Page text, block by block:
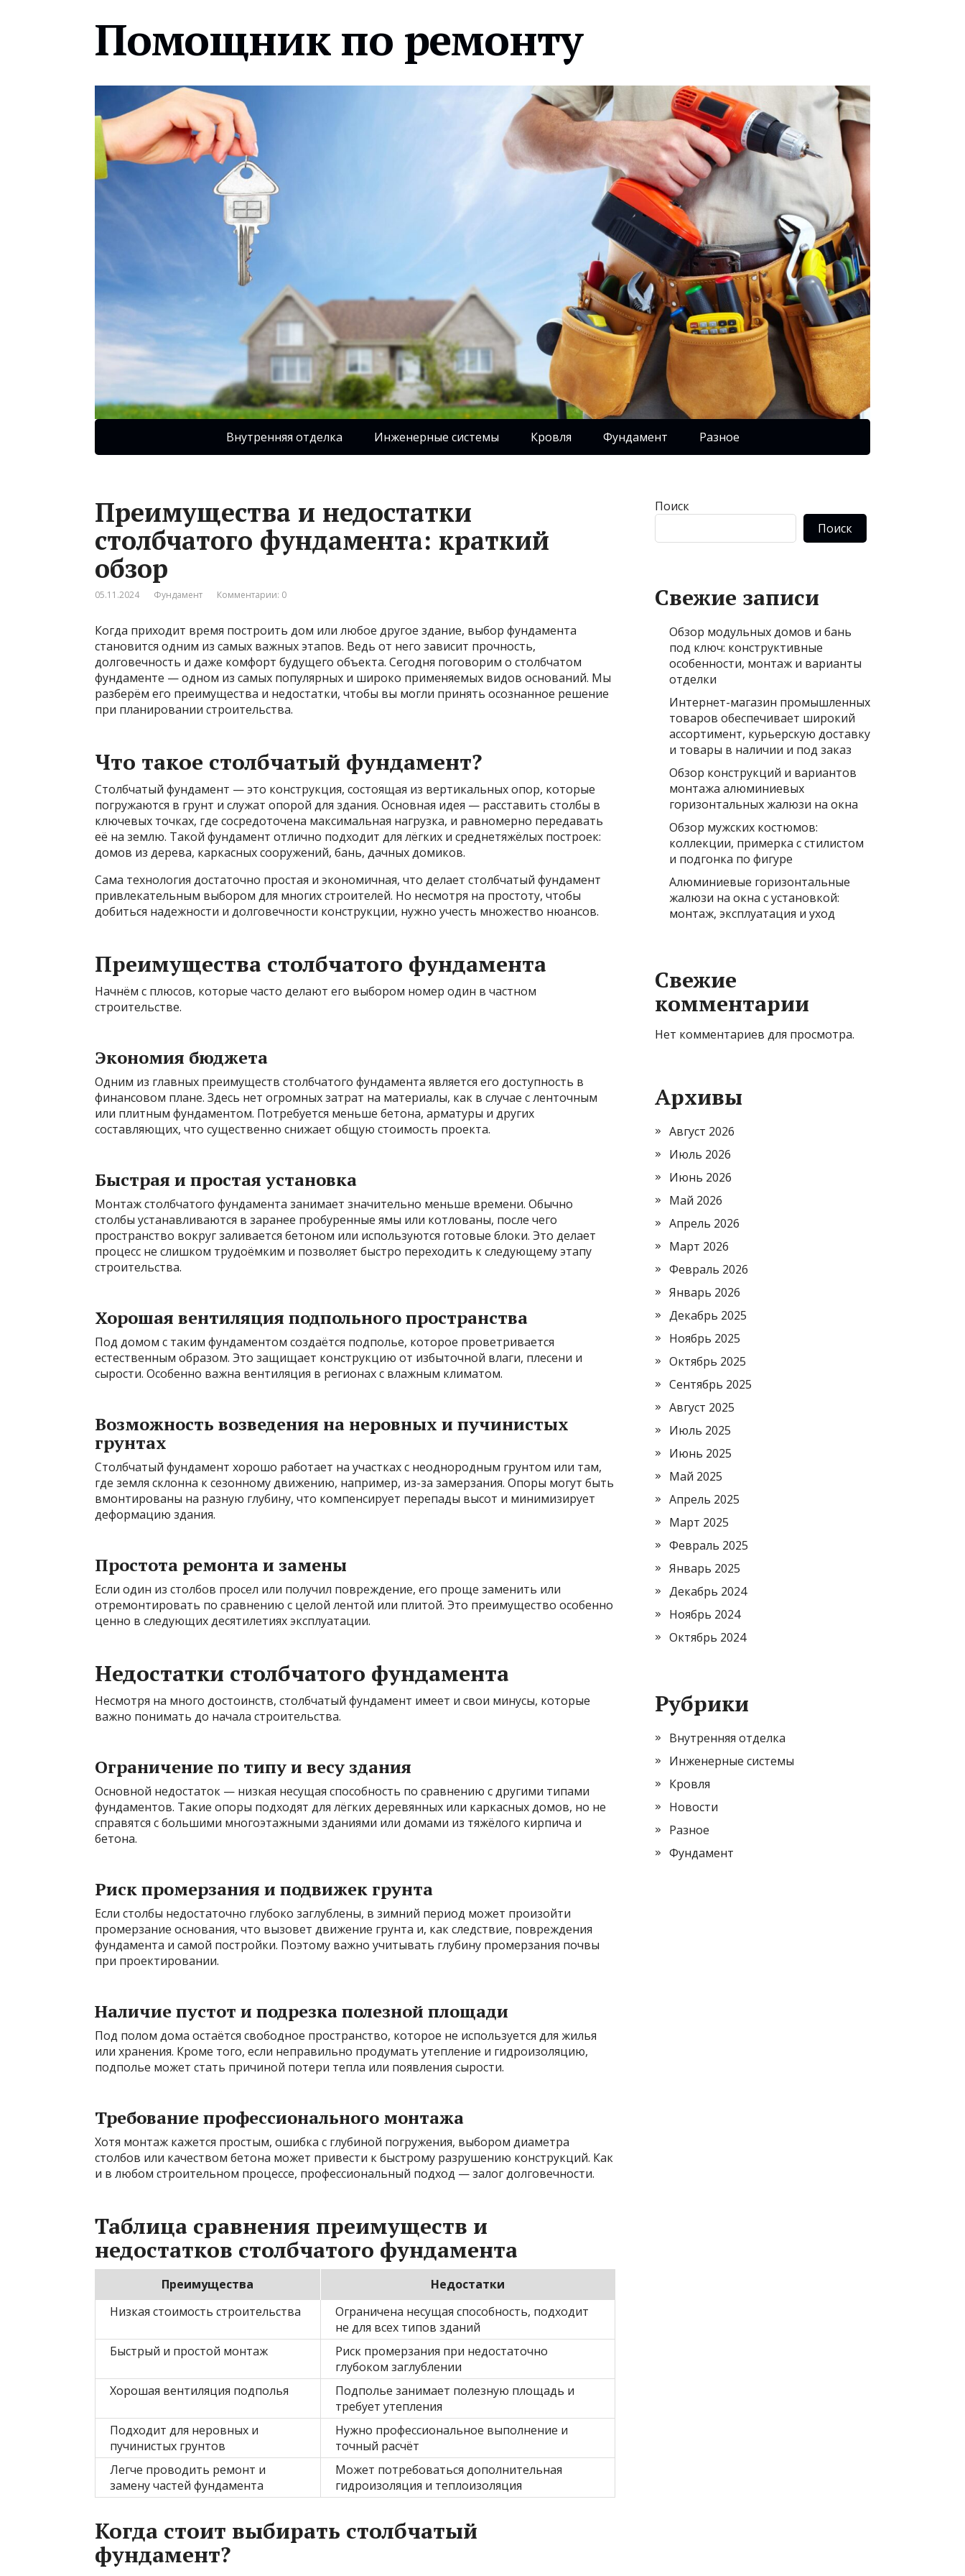
Помощник по ремонту
Внутренняя отделка Инженерные системы Кровля Фундамент Разное
Преимущества и недостатки
столбчатого фундамента: краткий
обзор
05.11.2024 Фундамент Комментарии: 0
Когда приходит время построить дом или любое другое здание, выбор фундамента
становится одним из самых важных этапов. Ведь от него зависит прочность,
долговечность и даже комфорт будущего объекта. Сегодня поговорим о столбчатом
фундаменте — одном из самых популярных и широко применяемых видов оснований. Мы
разберём его преимущества и недостатки, чтобы вы могли принять осознанное решение
при планировании строительства.
Что такое столбчатый фундамент?
Столбчатый фундамент — это конструкция, состоящая из вертикальных опор, которые
погружаются в грунт и служат опорой для здания. Основная идея — расставить столбы в
ключевых точках, где сосредоточена максимальная нагрузка, и равномерно передавать
её на землю. Такой фундамент отлично подходит для лёгких и среднетяжёлых построек:
домов из дерева, каркасных сооружений, бань, дачных домиков.
Сама технология достаточно простая и экономичная, что делает столбчатый фундамент
привлекательным выбором для многих строителей. Но несмотря на простоту, чтобы
добиться надежности и долговечности конструкции, нужно учесть множество нюансов.
Преимущества столбчатого фундамента
Начнём с плюсов, которые часто делают его выбором номер один в частном
строительстве.
Экономия бюджета
Одним из главных преимуществ столбчатого фундамента является его доступность в
финансовом плане. Здесь нет огромных затрат на материалы, как в случае с ленточным
или плитным фундаментом. Потребуется меньше бетона, арматуры и других
составляющих, что существенно снижает общую стоимость проекта.
Быстрая и простая установка
Монтаж столбчатого фундамента занимает значительно меньше времени. Обычно
столбы устанавливаются в заранее пробуренные ямы или котлованы, после чего
пространство вокруг заливается бетоном или используются готовые блоки. Это делает
процесс не слишком трудоёмким и позволяет быстро переходить к следующему этапу
строительства.
Хорошая вентиляция подпольного пространства
Под домом с таким фундаментом создаётся подполье, которое проветривается
естественным образом. Это защищает конструкцию от избыточной влаги, плесени и
сырости. Особенно важна вентиляция в регионах с влажным климатом.
Возможность возведения на неровных и пучинистых
грунтах
Столбчатый фундамент хорошо работает на участках с неоднородным грунтом или там,
где земля склонна к сезонному движению, например, из-за замерзания. Опоры могут быть
вмонтированы на разную глубину, что компенсирует перепады высот и минимизирует
деформацию здания.
Простота ремонта и замены
Если один из столбов просел или получил повреждение, его проще заменить или
отремонтировать по сравнению с целой лентой или плитой. Это преимущество особенно
ценно в следующих десятилетиях эксплуатации.
Недостатки столбчатого фундамента
Несмотря на много достоинств, столбчатый фундамент имеет и свои минусы, которые
важно понимать до начала строительства.
Ограничение по типу и весу здания
Основной недостаток — низкая несущая способность по сравнению с другими типами
фундаментов. Такие опоры подходят для лёгких деревянных или каркасных домов, но не
справятся с большими многоэтажными зданиями или домами из тяжёлого кирпича и
бетона.
Риск промерзания и подвижек грунта
Если столбы недостаточно глубоко заглублены, в зимний период может произойти
промерзание основания, что вызовет движение грунта и, как следствие, повреждения
фундамента и самой постройки. Поэтому важно учитывать глубину промерзания почвы
при проектировании.
Наличие пустот и подрезка полезной площади
Под полом дома остаётся свободное пространство, которое не используется для жилья
или хранения. Кроме того, если неправильно продумать утепление и гидроизоляцию,
подполье может стать причиной потери тепла или появления сырости.
Требование профессионального монтажа
Хотя монтаж кажется простым, ошибка с глубиной погружения, выбором диаметра
столбов или качеством бетона может привести к быстрому разрушению конструкций. Как
и в любом строительном процессе, профессиональный подход — залог долговечности.
Таблица сравнения преимуществ и
недостатков столбчатого фундамента
Преимущества
Недостатки
Низкая стоимость строительства
Ограничена несущая способность, подходит
не для всех типов зданий
Быстрый и простой монтаж
Риск промерзания при недостаточно
глубоком заглублении
Хорошая вентиляция подполья
Подполье занимает полезную площадь и
требует утепления
Подходит для неровных и
пучинистых грунтов
Нужно профессиональное выполнение и
точный расчёт
Легче проводить ремонт и
замену частей фундамента
Может потребоваться дополнительная
гидроизоляция и теплоизоляция
Когда стоит выбирать столбчатый
фундамент?
Поиск
Поиск
Свежие записи
Обзор модульных домов и бань
под ключ: конструктивные
особенности, монтаж и варианты
отделки
Интернет-магазин промышленных
товаров обеспечивает широкий
ассортимент, курьерскую доставку
и товары в наличии и под заказ
Обзор конструкций и вариантов
монтажа алюминиевых
горизонтальных жалюзи на окна
Обзор мужских костюмов:
коллекции, примерка с стилистом
и подгонка по фигуре
Алюминиевые горизонтальные
жалюзи на окна с установкой:
монтаж, эксплуатация и уход
Свежие
комментарии
Нет комментариев для просмотра.
Архивы
Август 2026
Июль 2026
Июнь 2026
Май 2026
Апрель 2026
Март 2026
Февраль 2026
Январь 2026
Декабрь 2025
Ноябрь 2025
Октябрь 2025
Сентябрь 2025
Август 2025
Июль 2025
Июнь 2025
Май 2025
Апрель 2025
Март 2025
Февраль 2025
Январь 2025
Декабрь 2024
Ноябрь 2024
Октябрь 2024
Рубрики
Внутренняя отделка
Инженерные системы
Кровля
Новости
Разное
Фундамент